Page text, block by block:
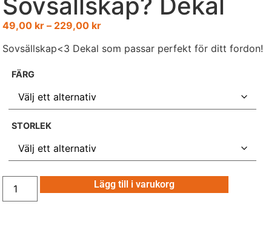
49,00 kr – 229,00 kr
Sovsällskap<3 Dekal som passar perfekt för ditt fordon!
FÄRG
STORLEK
Lägg till i varukorg